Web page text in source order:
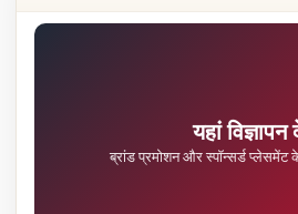
यहां विज्ञापन
ब्रांड प्रमोशन और स्पॉन्सर्ड प्लेसमेंट